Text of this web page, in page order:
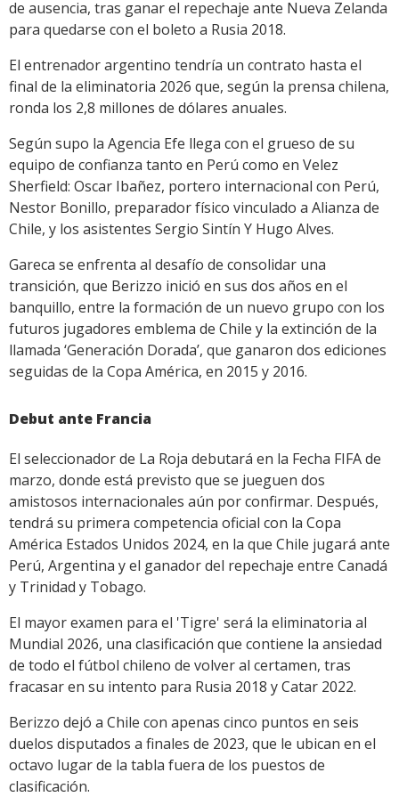
de ausencia, tras ganar el repechaje ante Nueva Zelanda
para quedarse con el boleto a Rusia 2018.
El entrenador argentino tendría un contrato hasta el
final de la eliminatoria 2026 que, según la prensa chilena,
ronda los 2,8 millones de dólares anuales.
Según supo la Agencia Efe llega con el grueso de su
equipo de confianza tanto en Perú como en Velez
Sherfield: Oscar Ibañez, portero internacional con Perú,
Nestor Bonillo, preparador físico vinculado a Alianza de
Chile, y los asistentes Sergio Sintín Y Hugo Alves.
Gareca se enfrenta al desafío de consolidar una
transición, que Berizzo inició en sus dos años en el
banquillo, entre la formación de un nuevo grupo con los
futuros jugadores emblema de Chile y la extinción de la
llamada ‘Generación Dorada’, que ganaron dos ediciones
seguidas de la Copa América, en 2015 y 2016.
Debut ante Francia
El seleccionador de La Roja debutará en la Fecha FIFA de
marzo, donde está previsto que se jueguen dos
amistosos internacionales aún por confirmar. Después,
tendrá su primera competencia oficial con la Copa
América Estados Unidos 2024, en la que Chile jugará ante
Perú, Argentina y el ganador del repechaje entre Canadá
y Trinidad y Tobago.
El mayor examen para el 'Tigre' será la eliminatoria al
Mundial 2026, una clasificación que contiene la ansiedad
de todo el fútbol chileno de volver al certamen, tras
fracasar en su intento para Rusia 2018 y Catar 2022.
Berizzo dejó a Chile con apenas cinco puntos en seis
duelos disputados a finales de 2023, que le ubican en el
octavo lugar de la tabla fuera de los puestos de
clasificación.